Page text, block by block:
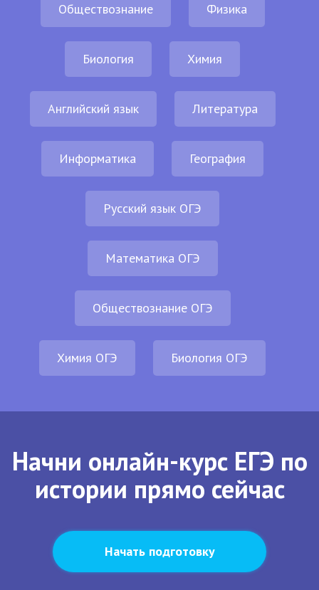
Обществознание Физика
Биология Химия
Английский язык Литература
Информатика География
Русский язык ОГЭ
Математика ОГЭ
Обществознание ОГЭ
Химия ОГЭ Биология ОГЭ
Начни онлайн-курс ЕГЭ по
истории прямо сейчас
Начать подготовку